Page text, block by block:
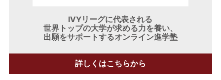
IVYリーグに代表される
世界トップの大学が求める力を養い、
出願をサポートするオンライン進学塾
詳しくはこちらから